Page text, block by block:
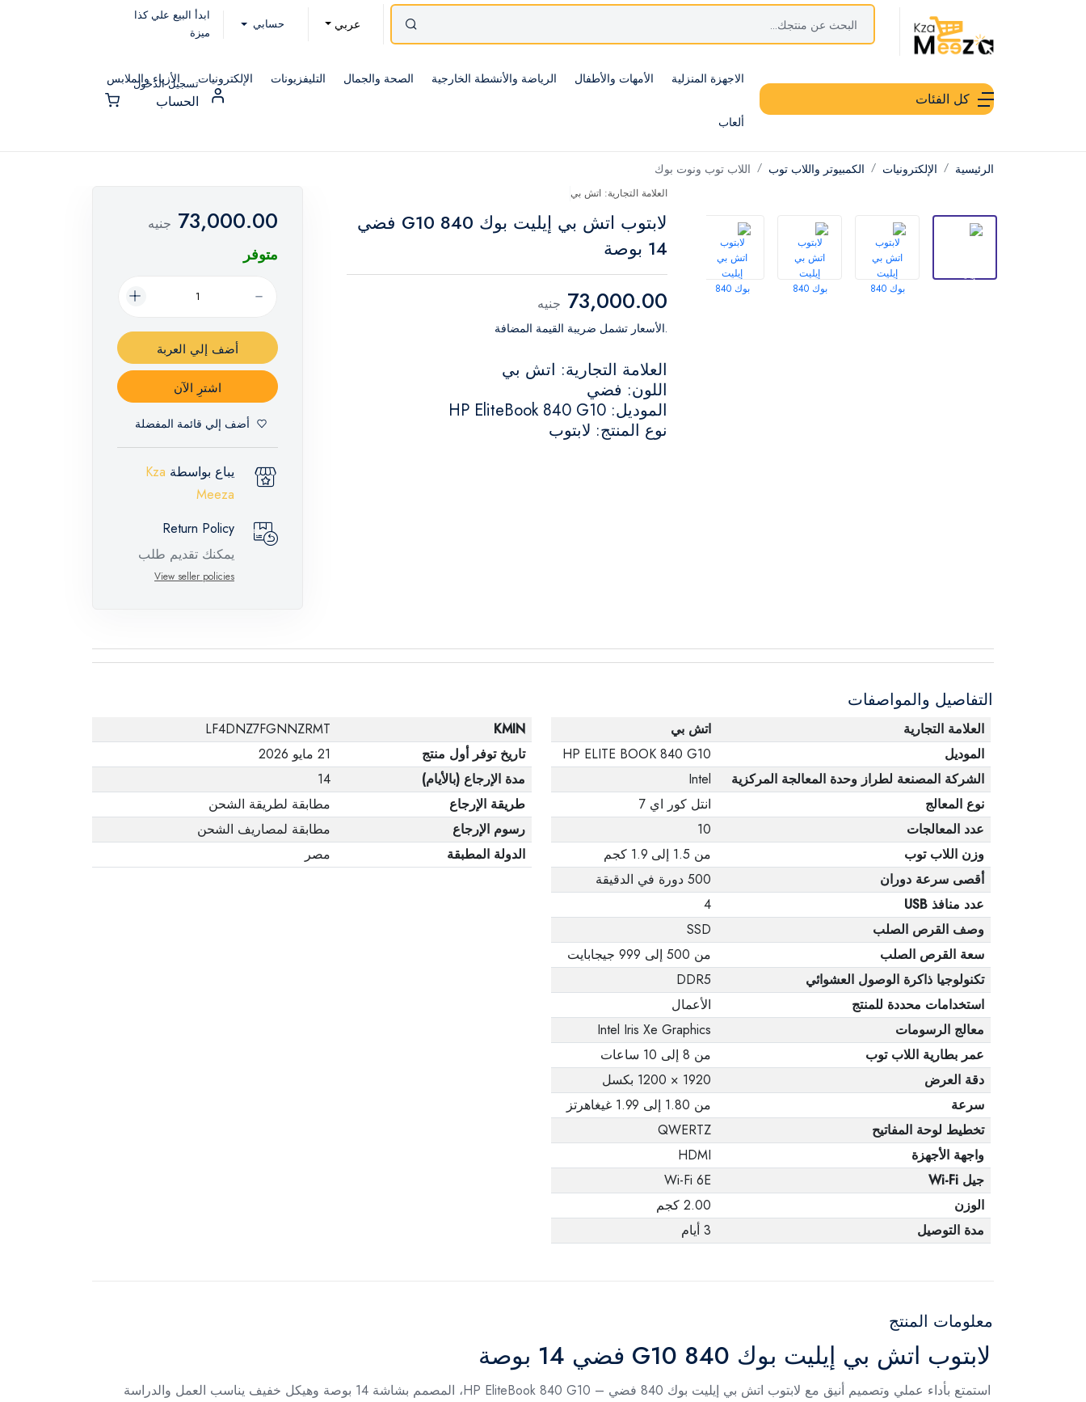
عربي حسابي
ابدأ البيع علي كذا
ميزة
كل الفئات
الاجهزة المنزلية الأمهات والأطفال الرياضة والأنشطة الخارجية الصحة والجمال التليفزيونات الإلكترونيات الأزياء والملابس
ألعاب
تسجيل الدخول
الحساب
الرئيسية الإلكترونيات الكمبيوتر واللاب توب اللاب توب ونوت بوك
العلامة التجارية: اتش بي
لابتوب اتش بي إيليت بوك 840 G10 فضي
14 بوصة
73,000.00 جنيه
.الأسعار تشمل ضريبة القيمة المضافة
العلامة التجارية: اتش بي
اللون: فضي
الموديل: HP EliteBook 840 G10
نوع المنتج: لابتوب
73,000.00 جنيه
متوفر
أضف إلي العربة
اشترِ الآن
أضف إلي قائمة المفضلة
يباع بواسطة Kza
Meeza
Return Policy
يمكنك تقديم طلب
إرجاع لهذه المنتجات
حالة وجود عيوب من
وقت وصول الطلب،
في حالتها الصحيحة
وأن المنتج في عبوته
الأصلية. لاحظ أنه لا
يمكن إرجاع المنتجات
View seller policies
التفاصيل والمواصفات
العلامة التجارية
اتش بي
الموديل
HP ELITE BOOK 840 G10
الشركة المصنعة لطراز وحدة المعالجة المركزية
Intel
نوع المعالج
انتل كور اي 7
عدد المعالجات
10
وزن اللاب توب
من 1.5 إلى 1.9 كجم
أقصى سرعة دوران
500 دورة في الدقيقة
عدد منافذ USB
4
وصف القرص الصلب
SSD
سعة القرص الصلب
من 500 إلى 999 جيجابايت
تكنولوجيا ذاكرة الوصول العشوائي
DDR5
استخدامات محددة للمنتج
الأعمال
معالج الرسومات
Intel Iris Xe Graphics
عمر بطارية اللاب توب
من 8 إلى 10 ساعات
دقة العرض
1920 × 1200 بكسل
سرعة
من 1.80 إلى 1.99 غيغاهرتز
تخطيط لوحة المفاتيح
QWERTZ
واجهة الأجهزة
HDMI
جيل Wi-Fi
Wi-Fi 6E
الوزن
2.00 كجم
مدة التوصيل
3 أيام
KMIN
LF4DNZ7FGNNZRMT
تاريخ توفر أول منتج
21 مايو 2026
مدة الإرجاع (بالأيام)
14
طريقة الإرجاع
مطابقة لطريقة الشحن
رسوم الإرجاع
مطابقة لمصاريف الشحن
الدولة المطبقة
مصر
معلومات المنتج
لابتوب اتش بي إيليت بوك 840 G10 فضي 14 بوصة
استمتع بأداء عملي وتصميم أنيق مع لابتوب اتش بي إيليت بوك 840 فضي – HP EliteBook 840 G10، المصمم بشاشة 14 بوصة وهيكل خفيف يناسب العمل والدراسة